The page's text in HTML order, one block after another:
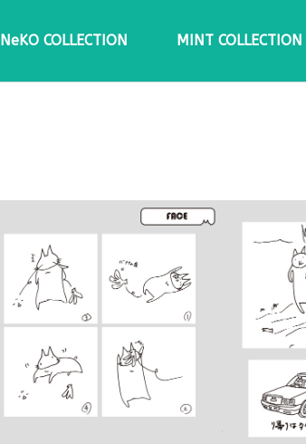
NeKO COLLECTION MINT COLLECTION